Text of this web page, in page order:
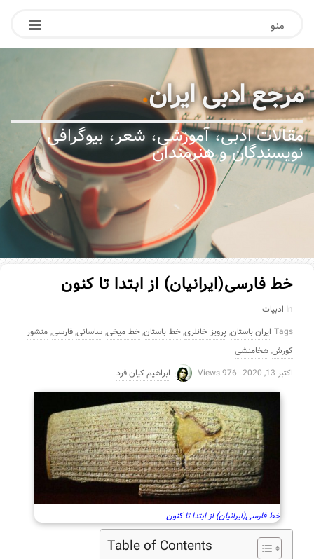
منو
مرجع ادبی ایران.
مقالات ادبی، آموزشی، شعر، بیوگرافی
نویسندگان و هنرمندان
خط فارسی(ایرانیان) از ابتدا تا کنون
In ادبیات
Tags ایران باستان, پرویز خانلری,خط باستان,خط میخی, ساسانی,فارسی, منشور
کورش,هخامنشی
اکتبر 13, 2020
976 Views ابراهیم کیان فرد
خط فارسی(ایرانیان) از ابتدا تا کنون
Table of Contents